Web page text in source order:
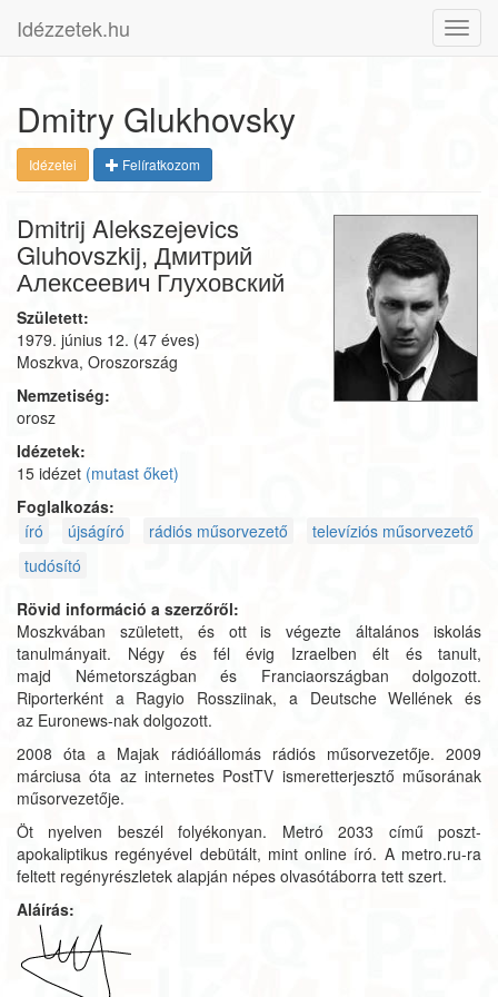
Idézzetek.hu
Dmitry Glukhovsky
Idézetei Felíratkozom
Dmitrij Alekszejevics
Gluhovszkij, Дмитрий
Алексеевич Глуховский
Született:
1979. június 12. (47 éves)
Moszkva, Oroszország
Nemzetiség:
orosz
Idézetek:
15 idézet (mutast őket)
Foglalkozás:
író
újságíró rádiós műsorvezető
televíziós műsorvezető
tudósító
Rövid információ a szerzőről:
Moszkvában született, és ott is végezte általános iskolás
tanulmányait. Négy és fél évig Izraelben élt és tanult,
majd Németországban és Franciaországban dolgozott.
Riporterként a Ragyio Rossziinak, a Deutsche Wellének és
az Euronews-nak dolgozott.
2008 óta a Majak rádióállomás rádiós műsorvezetője. 2009
márciusa óta az internetes PostTV ismeretterjesztő műsorának
műsorvezetője.
Öt nyelven beszél folyékonyan. Metró 2033 című poszt-
apokaliptikus regényével debütált, mint online író. A metro.ru-ra
feltett regényrészletek alapján népes olvasótáborra tett szert.
Aláírás: